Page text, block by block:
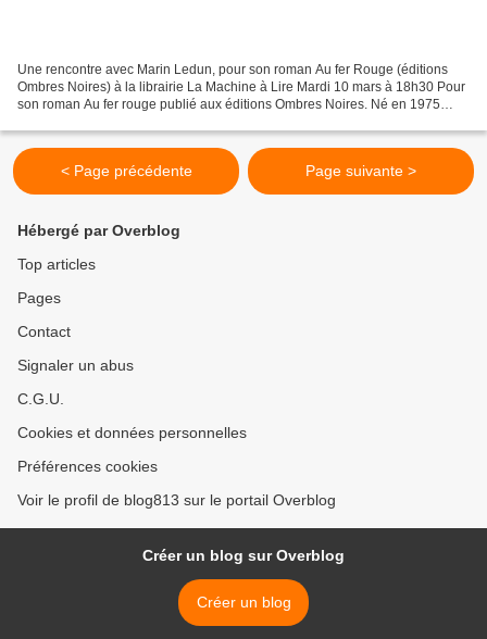
Une rencontre avec Marin Ledun, pour son roman Au fer Rouge (éditions
Ombres Noires) à la librairie La Machine à Lire Mardi 10 mars à 18h30 Pour
son roman Au fer rouge publié aux éditions Ombres Noires. Né en 1975
< Page précédente Page suivante >
Hébergé par Overblog
Top articles
Pages
Contact
Signaler un abus
C.G.U.
Cookies et données personnelles
Préférences cookies
Voir le profil de blog813 sur le portail Overblog
Créer un blog sur Overblog
Créer un blog